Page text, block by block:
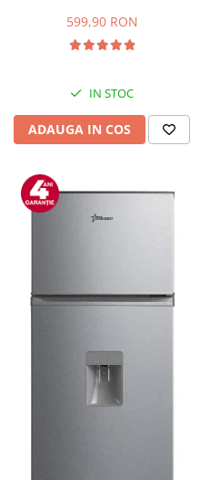
Compartiment gheata, H 85
cm, Alb
599,90 RON
IN STOC
ADAUGA IN COS